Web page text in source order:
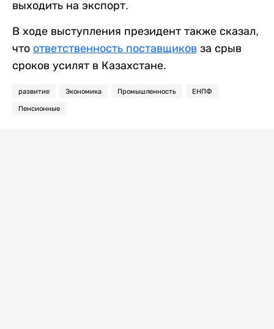
выходить на экспорт.
В ходе выступления президент также сказал,
что ответственность поставщиков за срыв
сроков усилят в Казахстане.
развитие Экономика Промышленность ЕНПФ
Пенсионные